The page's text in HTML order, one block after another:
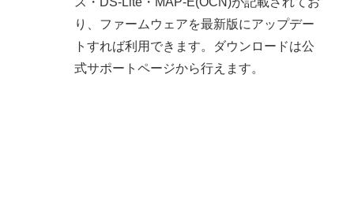
り、ファームウェアを最新版にアップデー
トすれば利用できます。ダウンロードは公
式サポートページから行えます。